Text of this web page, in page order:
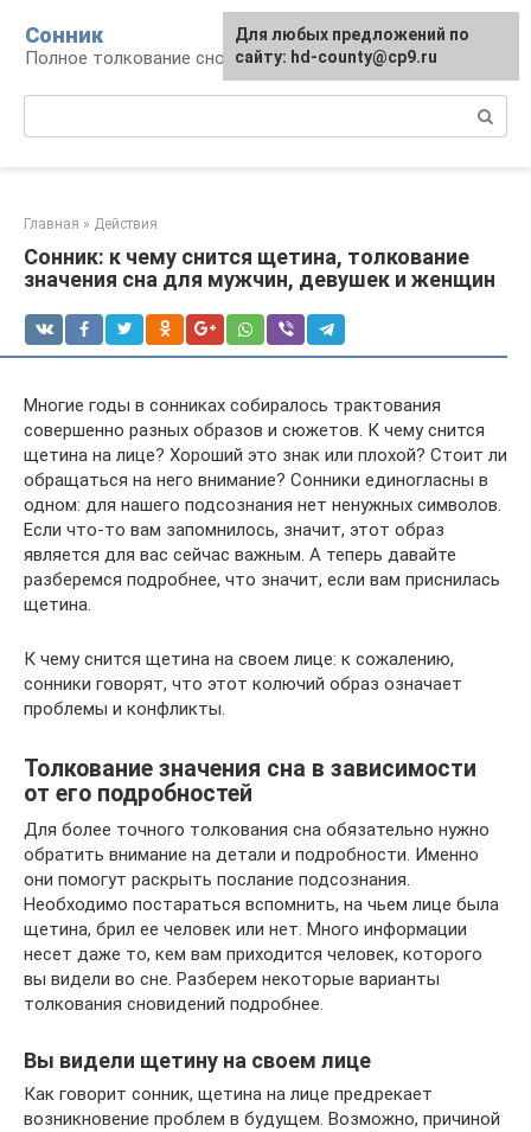
контенту
Сонник
Полное толкование снов
Главная » Действия
Сонник: к чему снится щетина, толкование
значения сна для мужчин, девушек и женщин
Многие годы в сонниках собиралось трактования
совершенно разных образов и сюжетов. К чему снится
щетина на лице? Хороший это знак или плохой? Стоит ли
обращаться на него внимание? Сонники единогласны в
одном: для нашего подсознания нет ненужных символов.
Если что-то вам запомнилось, значит, этот образ
является для вас сейчас важным. А теперь давайте
разберемся подробнее, что значит, если вам приснилась
щетина.
К чему снится щетина на своем лице: к сожалению,
сонники говорят, что этот колючий образ означает
проблемы и конфликты.
Толкование значения сна в зависимости
от его подробностей
Для более точного толкования сна обязательно нужно
обратить внимание на детали и подробности. Именно
они помогут раскрыть послание подсознания.
Необходимо постараться вспомнить, на чьем лице была
щетина, брил ее человек или нет. Много информации
несет даже то, кем вам приходится человек, которого
вы видели во сне. Разберем некоторые варианты
толкования сновидений подробнее.
Вы видели щетину на своем лице
Как говорит сонник, щетина на лице предрекает
возникновение проблем в будущем. Возможно, причиной
Для любых предложений по
сайту: hd-county@cp9.ru